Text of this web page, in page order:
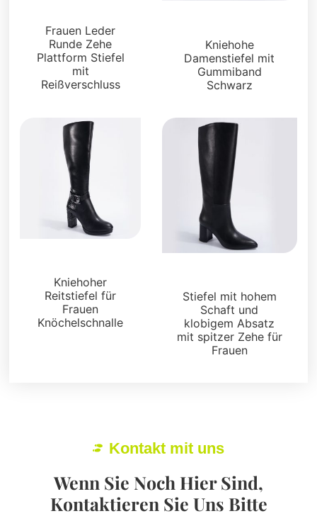
Frauen Leder
Runde Zehe
Plattform Stiefel
mit
Reißverschluss
Kniehohe
Damenstiefel mit
Gummiband
Schwarz
Kniehoher
Reitstiefel für
Frauen
Knöchelschnalle
Stiefel mit hohem
Schaft und
klobigem Absatz
mit spitzer Zehe für
Frauen
Kontakt mit uns
Wenn Sie Noch Hier Sind,
Kontaktieren Sie Uns Bitte